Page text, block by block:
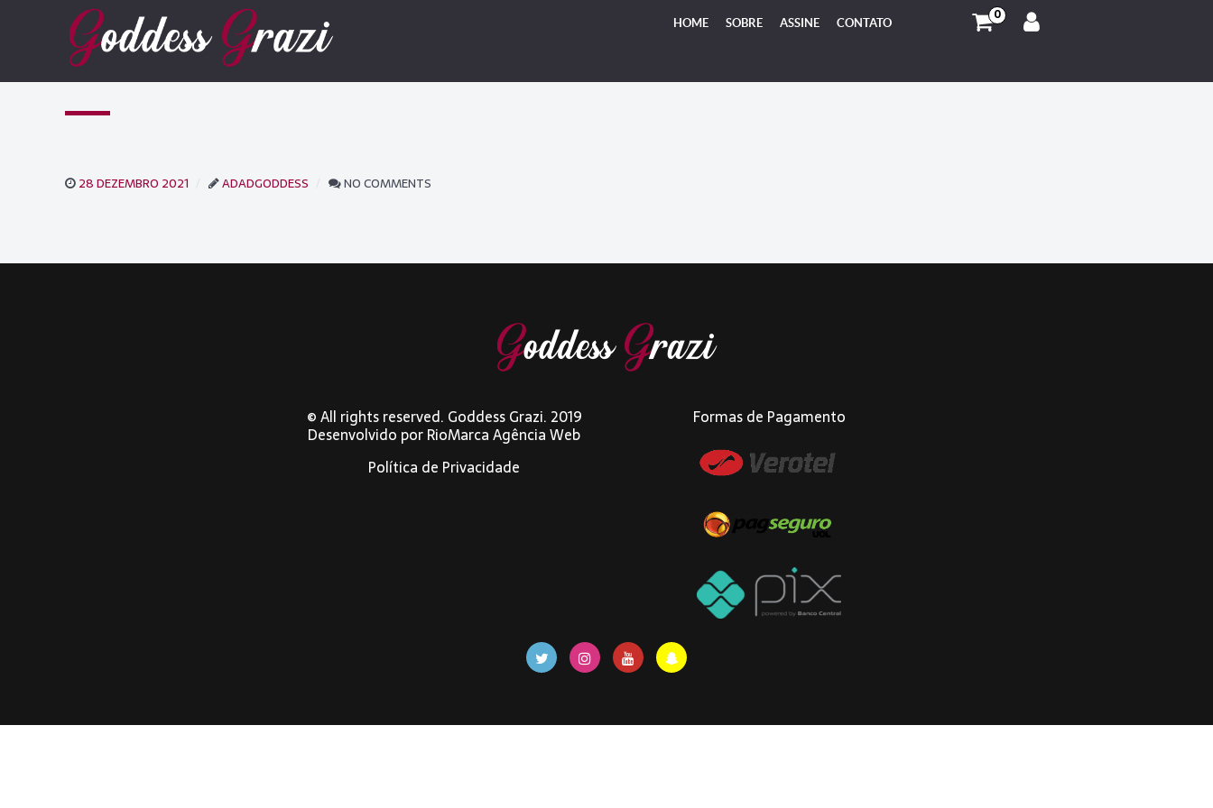
HOME SOBRE ASSINE CONTATO 0
28 DEZEMBRO 2021 ADADGODDESS NO COMMENTS
© All rights reserved. Goddess Grazi. 2019
Desenvolvido porRioMarca Agência Web
Política de Privacidade
Formas de Pagamento